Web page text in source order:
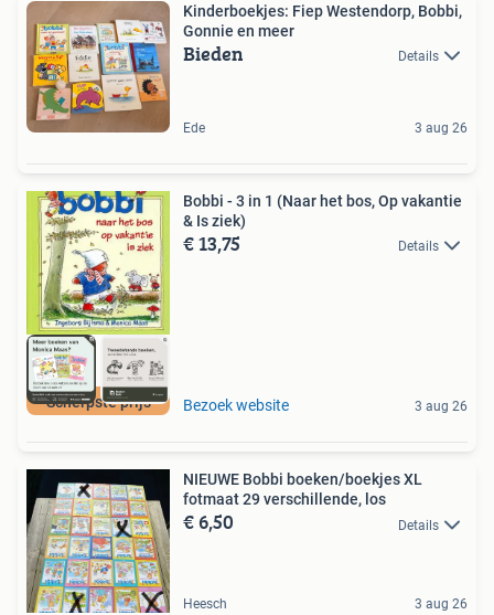
Kinderboekjes: Fiep Westendorp, Bobbi,
Gonnie en meer
Bieden Details
Ede 3 aug 26
Scherpste prijs
Bobbi - 3 in 1 (Naar het bos, Op vakantie
& Is ziek)
€ 13,75 Details
Bezoek website 3 aug 26
NIEUWE Bobbi boeken/boekjes XL
fotmaat 29 verschillende, los
€ 6,50 Details
Heesch 3 aug 26